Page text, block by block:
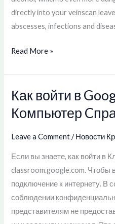
directly into your veinscan
abscesses, infections and
Read More »
Как войти в
Компьютер
Leave a Comment /Новости
Если вы знаете, как войти в
classroom.google.com. Чтобы
подключение к интернету. В
соблюдении
представителям не
Как
в
Google
Компьютер
Cправка
Класс